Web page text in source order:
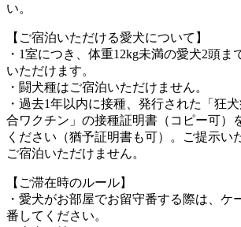
い。
【ご宿泊いただける愛犬について】
・1室につき、体重12kg未満の愛犬2頭ま
いただけます。
・闘犬種はご宿泊いただけません。
・過去1年以内に接種、発行された「狂
合ワクチン」の接種証明書（コピー可）
ください（猶予証明書も可）。ご提示い
ご宿泊いただけません。
【ご滞在時のルール】
・愛犬がお部屋でお留守番する際は、ケ
番してください。